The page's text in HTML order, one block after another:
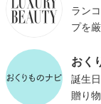
ラン
プを
おく
誕生
贈り